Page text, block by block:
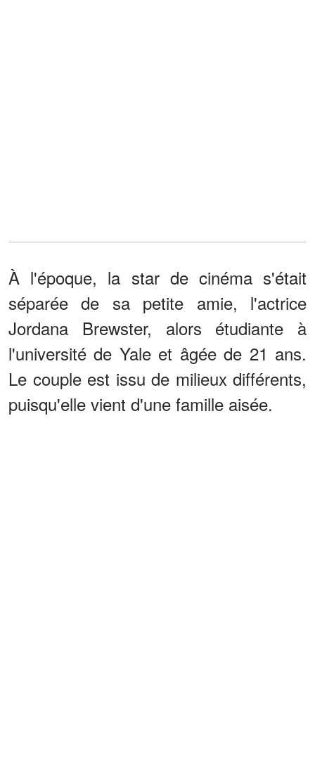
À l'époque, la star de cinéma s'était
séparée de sa petite amie, l'actrice
Jordana Brewster, alors étudiante à
l'université de Yale et âgée de 21 ans.
Le couple est issu de milieux différents,
puisqu'elle vient d'une famille aisée.